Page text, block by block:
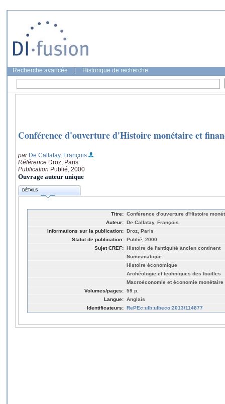
Recherche avancée Historique de recherche
Conférence d'ouverture d'Histoire monétaire et
par De Callatay, François
Référence Droz, Paris
Publication Publié, 2000
Ouvrage auteur unique
DÉTAILS
Titre: Conférence d'ouverture d'Histoire
Auteur: De Callatay, François
Informations sur la publication: Droz, Paris
Statut de publication: Publié, 2000
Sujet CREF: Histoire de l'antiquité ancien continent
Numismatique
Histoire économique
Archéologie et techniques des fouilles
Macroéconomie et économie monétaire
Volumes/pages: 59 p.
Langue: Anglais
Identificateurs: RePEc:ulb:ulbeco:2013/114877